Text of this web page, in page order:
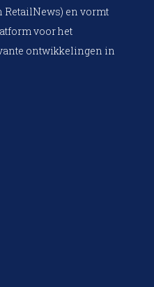
RetailNews) en vormt
voor het
ontwikkelingen in